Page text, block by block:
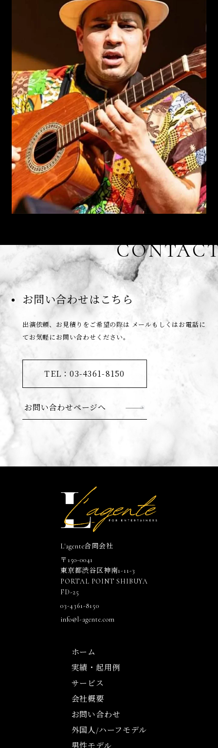
お問い合わせはこちら
出演依頼、お見積りをご希望の際は メールもしくはお電話に
てお気軽にお問い合わせください。
TEL：03-4361-8150
お問い合わせページへ
L'agente合同会社
〒150-0041
東京都渋谷区神南1-11-3
PORTAL POINT SHIBUYA
FD-25
03-4361-8150
info@l-agente.com
ホーム
実績・起用例
サービス
会社概要
お問い合わせ
外国人/ハーフモデル